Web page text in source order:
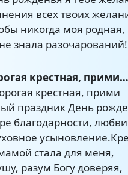
всех твоих
никогда моя родная,
знала разочарований!
крестная, прими…
крестная, прими
праздник День
благодарности, любви
стала для меня,
разум Богу доверяя,